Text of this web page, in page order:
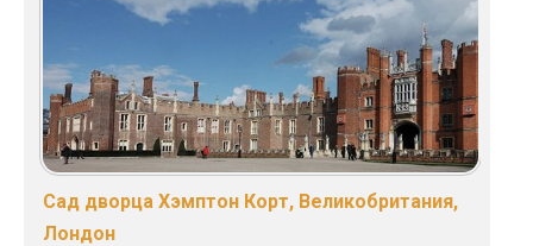
Сад дворца Хэмптон Корт, Великобритания,
Лондон